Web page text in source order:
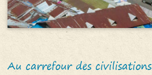
Au carrefour des civilisations